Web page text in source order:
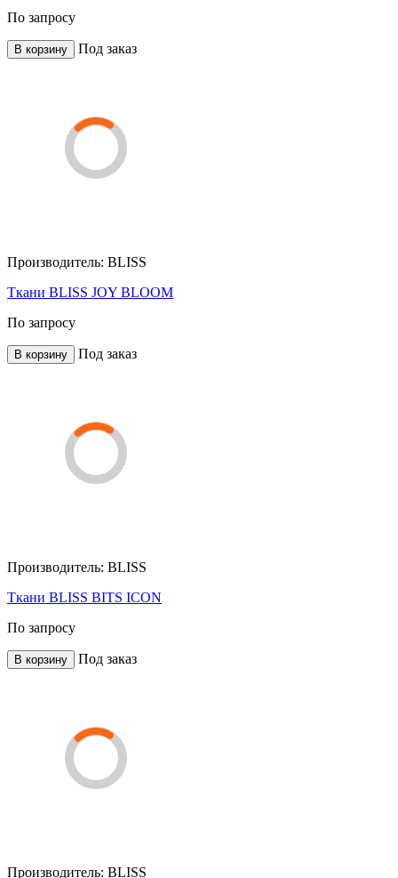
По запросу
В корзину Под заказ
Производитель: BLISS
Ткани BLISS JOY BLOOM
По запросу
В корзину Под заказ
Производитель: BLISS
Ткани BLISS BITS ICON
По запросу
В корзину Под заказ
Производитель: BLISS